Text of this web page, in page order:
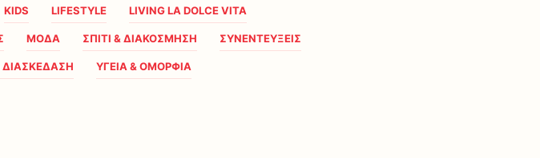
KIDS LIFESTYLE LIVING LA DOLCE VITA
ΜΟΔΑ ΣΠΙΤΙ & ΔΙΑΚΟΣΜΗΣΗ ΣΥΝΕΝΤΕΥΞΕΙΣ
ΔΙΑΣΚΕΔΑΣΗ ΥΓΕΙΑ & ΟΜΟΡΦΙΑ